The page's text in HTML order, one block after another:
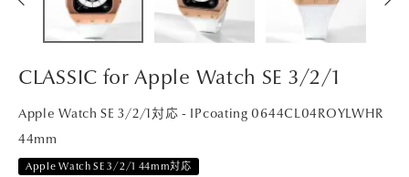
CLASSIC for Apple Watch SE 3/2/1
Apple Watch SE 3/2/1対応 - IPcoating 0644CL04ROYLWHR
44mm
Apple Watch SE 3/2/1 44mm対応